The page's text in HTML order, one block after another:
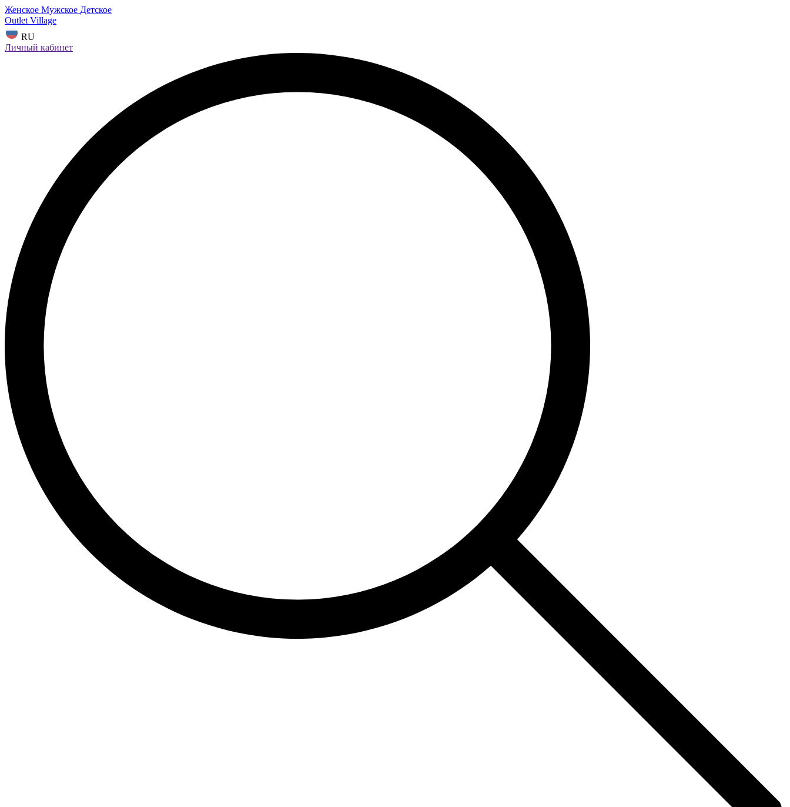
Женское Мужское Детское
Outlet Village
RU
Личный кабинет